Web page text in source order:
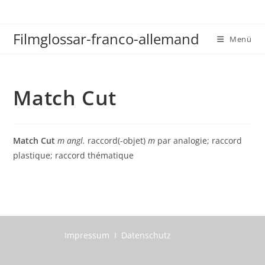
springen
Filmglossar-franco-allemand Menü
Match Cut
Match Cut m angl. raccord(-objet)m par analogie; raccord
plastique; raccord thématique
Impressum I Datenschutz